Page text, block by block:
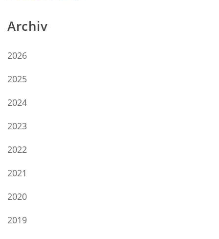
Archiv
2026
2025
2024
2023
2022
2021
2020
2019